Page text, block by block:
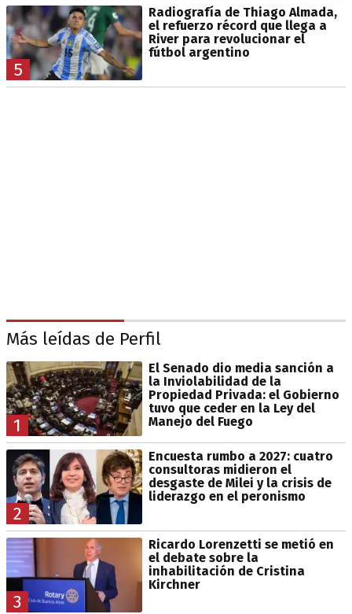
5
Radiografía de Thiago Almada,
el refuerzo récord que llega a
River para revolucionar el
fútbol argentino
Más leídas de Perfil
1
El Senado dio media sanción a
la Inviolabilidad de la
Propiedad Privada: el Gobierno
tuvo que ceder en la Ley del
Manejo del Fuego
2
Encuesta rumbo a 2027: cuatro
consultoras midieron el
desgaste de Milei y la crisis de
liderazgo en el peronismo
3
Ricardo Lorenzetti se metió en
el debate sobre la
inhabilitación de Cristina
Kirchner